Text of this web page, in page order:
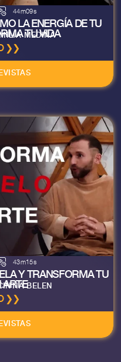
44m09s
LA ENERGÍA DE TU
TU VIDA
MEDINA
❯❯
43m15s
Y TRANSFORMA TU
ARTEBELEN
❯❯